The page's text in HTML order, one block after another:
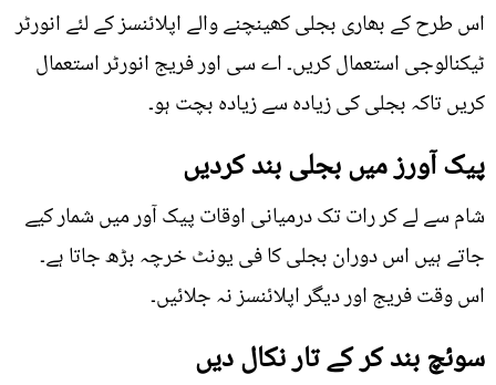
اس طرح کے بھاری بجلی کھینچنے والے اپلائنسز کے لئے انورٹر
ٹیکنالوجی استعمال کریں۔ اے سی اور فریج انورٹر استعمال
کریں تاکہ بجلی کی زیادہ سے زیادہ بچت ہو۔
پیک آورز میں بجلی بند کردیں
شام سے لے کر رات تک درمیانی اوقات پیک آور میں شمار کیے
جاتے ہیں اس دوران بجلی کا فی یونٹ خرچہ بڑھ جاتا ہے۔
اس وقت فریج اور دیگر اپلائنسز نہ جلائیں۔
سوئچ بند کر کے تار نکال دیں